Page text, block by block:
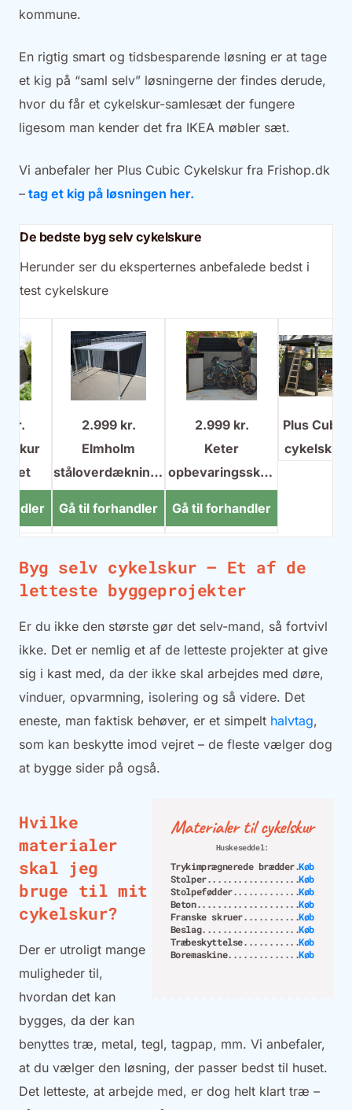
kommune.
En rigtig smart og tidsbesparende løsning er at tage
et kig på “saml selv” løsningerne der findes derude,
hvor du får et cykelskur-samlesæt der fungere
ligesom man kender det fra IKEA møbler sæt.
Vi anbefaler her Plus Cubic Cykelskur fra Frishop.dk
– tag et kig på løsningen her.
De bedste byg selv cykelskure
Herunder ser du eksperternes anbefalede bedst i
test cykelskure
kr.
2.999 kr.
Elmholm
ståloverdækning i
Gå til forhandler
2.999 kr.
Keter
opbevaringsskab
Gå til forhandler
Plus Cubic
cykelskur
Byg selv cykelskur – Et af de
letteste byggeprojekter
Er du ikke den største gør det selv-mand, så fortvivl
ikke. Det er nemlig et af de letteste projekter at give
sig i kast med, da der ikke skal arbejdes med døre,
vinduer, opvarmning, isolering og så videre. Det
eneste, man faktisk behøver, er et simpelt halvtag,
som kan beskytte imod vejret – de fleste vælger dog
at bygge sider på også.
Materialer til cykelskur
Huskeseddel:
Trykimprægnerede brædder Køb
Stolper
Køb
Stolpefødder
Køb
Beton
Køb
Franske skruer
Køb
Beslag
Køb
Træbeskyttelse
Køb
Boremaskine
Køb
Hvilke
materialer
skal jeg
bruge til mit
cykelskur?
Der er utroligt mange
muligheder til,
hvordan det kan
bygges, da der kan
benyttes træ, metal, tegl, tagpap, mm. Vi anbefaler,
at du vælger den løsning, der passer bedst til huset.
Det letteste, at arbejde med, er dog helt klart træ –